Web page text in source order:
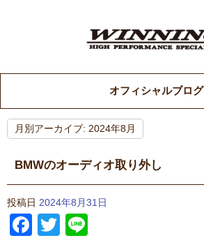
オフィシャルブログ
月別アーカイブ: 2024年8月
BMWのオーディオ取り外し
投稿日 2024年8月31日
Facebook
Twitter